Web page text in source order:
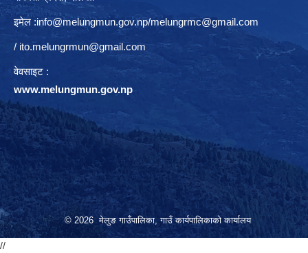
इमेल :info@melungmun.gov.np/melungrmc@gmail.com
/ ito.melungrmun@gmail.com
वेवसाइट :
www.melungmun.gov.np
© 2026 मेलुङ गाउँपालिका, गाउँ कार्यपालिकाको कार्यालय
//